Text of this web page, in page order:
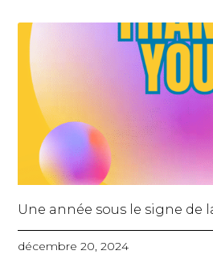
Une année sous le signe de
décembre 20, 2024